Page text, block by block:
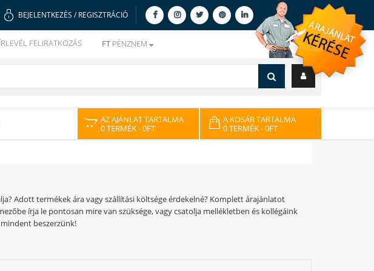
BEJELENTKEZÉS / REGISZTRÁCIÓ
FELIRATKOZÁS FT PÉNZNEM
AZ AJÁNLAT TARTALMA
0 TERMÉK- 0FT
A KOSÁR TARTALMA
0 TERMÉK- 0FT
Adott termékek ára vagy szállítási költsége érdekelné? Komplett árajánlatot
írja le pontosan mire van szüksége, vagy csatolja mellékletben és kollégáink
beszerzünk!